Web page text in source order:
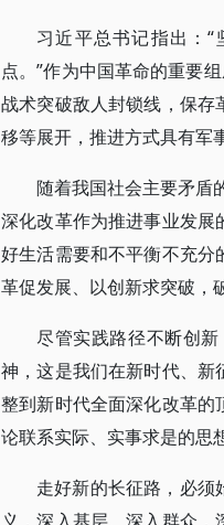
习近平总书记指出：
点。”作为中国革命的重要
战术突破敌人封锁线，保
移等展开，推进方式具有军
随着我国社会主要矛盾
深化改革作为推进事业发
好生活需要和不平衡不充
革促发展、以创新求突破，
尽管实践路径不断创
神，这是我们在新时代、
整到新时代全面深化改革
论联系实际、实事求是的思
走好新的长征路，必须